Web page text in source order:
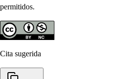
permitidos.
Cita sugerida